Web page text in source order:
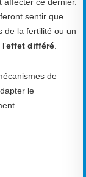
sentir que
de la fertilité ou un
effet différé
de
le